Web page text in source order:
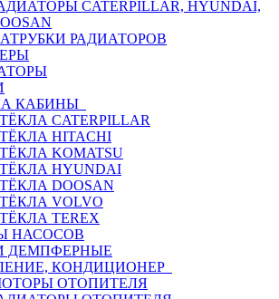
CATERPILLAR, HYUNDAI,
РАДИАТОРОВ
КАБИНЫ
CATERPILLAR
HITACHI
KOMATSU
HYUNDAI
DOOSAN
VOLVO
TEREX
НАСОСОВ
ДЕМПФЕРНЫЕ
КОНДИЦИОНЕР
ОТОПИТЕЛЯ